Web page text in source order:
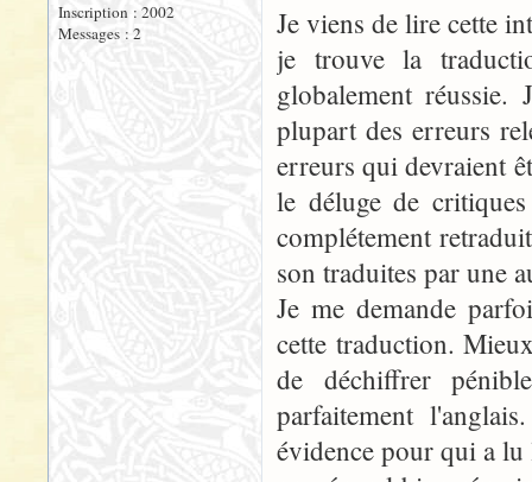
Inscription : 2002
Messages : 2
Je viens de lire cette
je trouve la
globalement
plupart des erreurs
erreurs qui devraient
le déluge de
complétement
son traduites par une
Je me demande
cette traduction.
de déchiffrer
parfaitement
évidence pour qui a lu